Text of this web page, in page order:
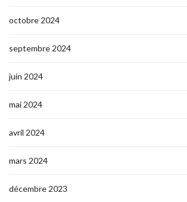
octobre 2024
septembre 2024
juin 2024
mai 2024
avril 2024
mars 2024
décembre 2023